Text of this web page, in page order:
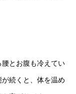
とお腹も冷えてい
続くと、体を温め